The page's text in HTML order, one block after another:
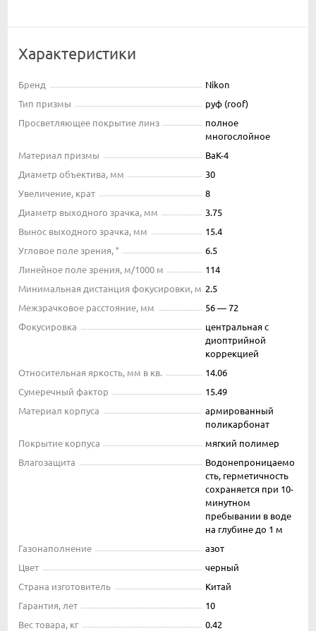
Характеристики
Бренд
Nikon
Тип призмы
руф (roof)
Просветляющее покрытие линз
полное
многослойное
Материал призмы
BaK-4
Диаметр объектива, мм
30
Увеличение, крат
8
Диаметр выходного зрачка, мм
3.75
Вынос выходного зрачка, мм
15.4
Угловое поле зрения, °
6.5
Линейное поле зрения, м/1000 м
114
Минимальная дистанция фокусировки, м 2.5
Межзрачковое расстояние, мм
56 — 72
Фокусировка
центральная с
диоптрийной
коррекцией
Относительная яркость, мм в кв.
14.06
Сумеречный фактор
15.49
Материал корпуса
армированный
поликарбонат
Покрытие корпуса
мягкий полимер
Влагозащита
Водонепроницаемо
сть, герметичность
сохраняется при 10-
минутном
пребывании в воде
на глубине до 1 м
Газонаполнение
азот
Цвет
черный
Страна изготовитель
Китай
Гарантия, лет
10
Вес товара, кг
0.42